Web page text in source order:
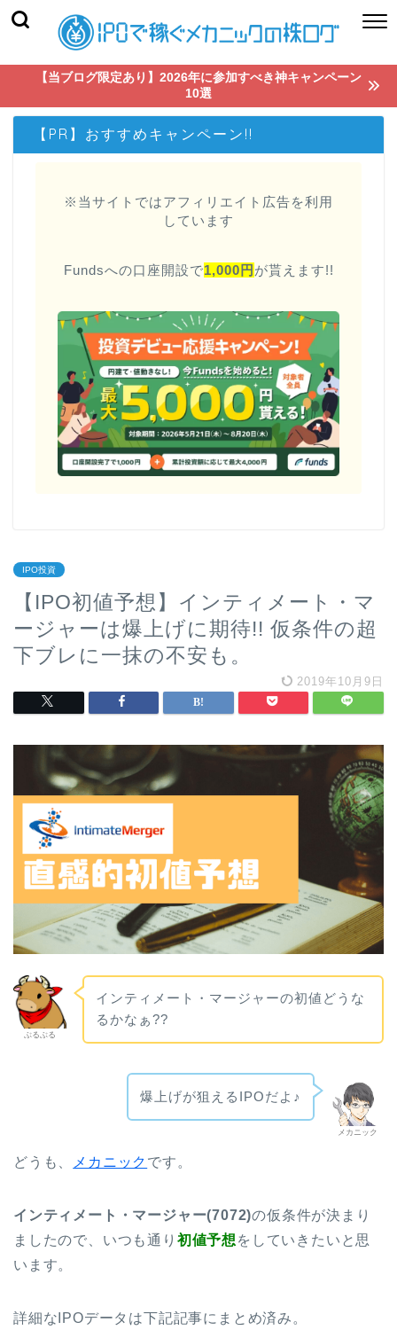
【当ブログ限定あり】2026年に参加すべき神キャンペーン
10選
【PR】おすすめキャンペーン!!
※当サイトではアフィリエイト広告を利用
しています
Fundsへの口座開設で1,000円 が貰えます!!
IPO投資
【IPO初値予想】インティメート・マ
ージャーは爆上げに期待!! 仮条件の超
下ブレに一抹の不安も。
2019年10月9日
ぶるぶる
インティメート・マージャーの初値どうな
るかなぁ??
メカニック
爆上げが狙えるIPOだよ♪
どうも、 メカニック です。
インティメート・マージャー(7072)の仮条件が決まり
ましたので、いつも通り 初値予想 をしていきたいと思
います。
詳細なIPOデータは下記記事にまとめ済み。